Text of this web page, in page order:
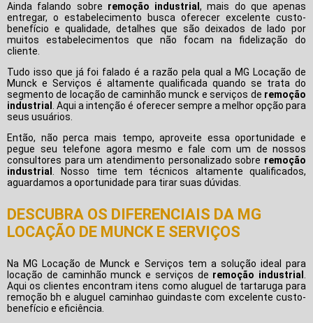
Ainda falando sobre remoção industrial , mais do que apenas
entregar, o estabelecimento busca oferecer excelente custo-
benefício e qualidade, detalhes que são deixados de lado por
muitos estabelecimentos que não focam na fidelização do
cliente.
Tudo isso que já foi falado é a razão pela qual a MG Locação de
Munck e Serviços é altamente qualificada quando se trata do
segmento de locação de caminhão munck e serviços de remoção
industrial
. Aqui a intenção é oferecer sempre a melhor opção para
seus usuários.
Então, não perca mais tempo, aproveite essa oportunidade e
pegue seu telefone agora mesmo e fale com um de nossos
consultores para um atendimento personalizado sobre remoção
industrial
. Nosso time tem técnicos altamente qualificados,
aguardamos a oportunidade para tirar suas dúvidas.
DESCUBRA OS DIFERENCIAIS DA MG
LOCAÇÃO DE MUNCK E SERVIÇOS
Na MG Locação de Munck e Serviços tem a solução ideal para
locação de caminhão munck e serviços de remoção industrial
Aqui os clientes encontram itens como aluguel de tartaruga para
remoção bh e aluguel caminhao guindaste com excelente custo-
benefício e eficiência.